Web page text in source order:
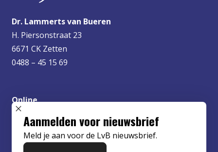
Dr. Lammerts van Bueren
H. Piersonstraat 23
6671 CK Zetten
0488 – 45 15 69
Online
info@lvbueren.nl
SLUIT POPUP
Aanmelden voor nieuwsbrief
Meld je aan voor de LvB nieuwsbrief.